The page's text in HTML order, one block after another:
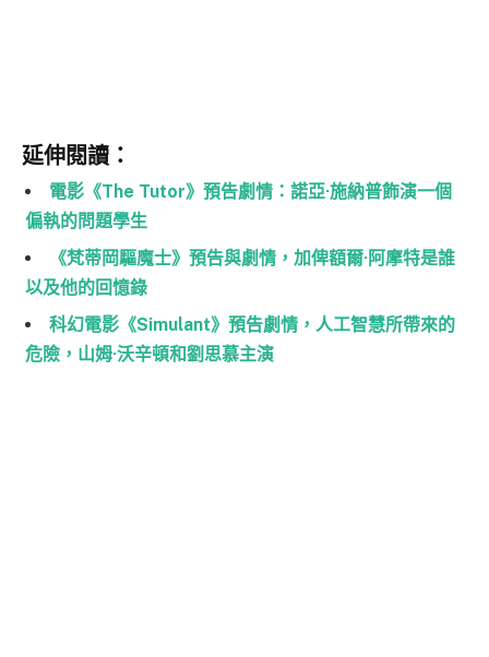
延伸閱讀：
電影《The Tutor》預告劇情：諾亞·施納普飾演一個
偏執的問題學生
《梵蒂岡驅魔士》預告與劇情，加俾額爾·阿摩特是誰
以及他的回憶錄
科幻電影《Simulant》預告劇情，人工智慧所帶來的
危險，山姆·沃辛頓和劉思慕主演